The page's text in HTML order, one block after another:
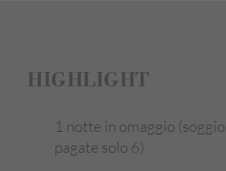
HIGHLIGHT
1 notte in omaggio
pagate solo 6)